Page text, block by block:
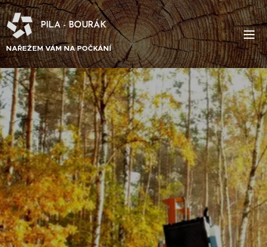
PILA - BOURÁK
NAŘEŽEM VÁM NA POČKÁNÍ